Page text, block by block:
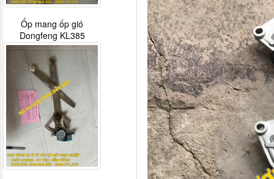
Ốp mang ốp gió
Dongfeng KL385